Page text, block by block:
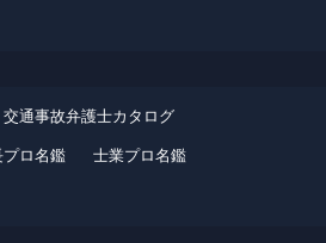
交通事故弁護士カタログ
プロ名鑑 士業プロ名鑑